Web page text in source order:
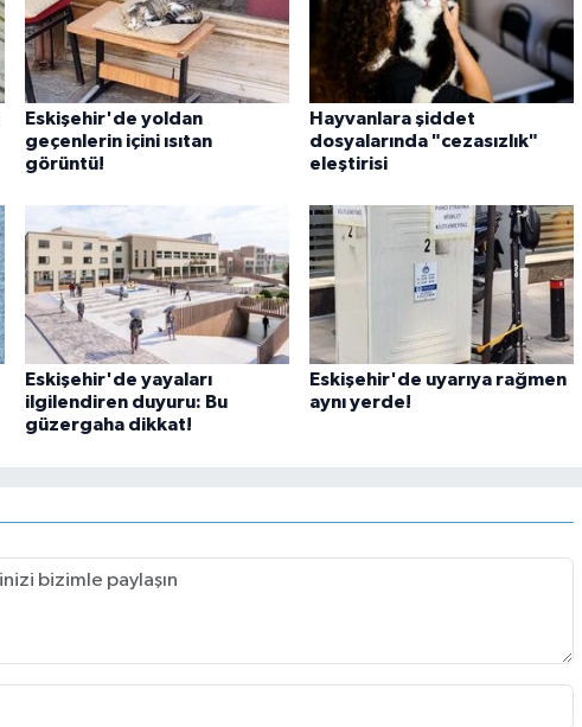
Eskişehir'de yoldan
geçenlerin içini ısıtan
görüntü!
Hayvanlara şiddet
dosyalarında "cezasızlık"
eleştirisi
Eskişehir'de yayaları
ilgilendiren duyuru: Bu
güzergaha dikkat!
Eskişehir'de uyarıya rağmen
aynı yerde!